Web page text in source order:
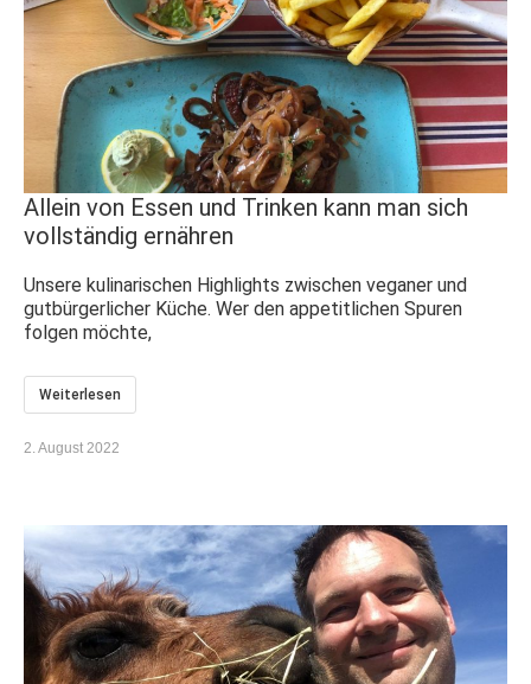
Allein von Essen und Trinken kann man sich
vollständig ernähren
2. August 2022
Unsere kulinarischen Highlights zwischen veganer und
gutbürgerlicher Küche. Wer den appetitlichen Spuren
folgen möchte,
Weiterlesen